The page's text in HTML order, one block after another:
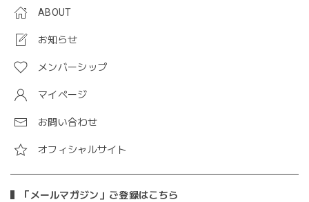
ABOUT
お知らせ
メンバーシップ
マイページ
お問い合わせ
オフィシャルサイト
「メールマガジン」ご登録はこちら